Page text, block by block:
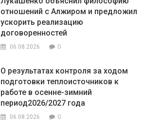
отношений с Алжиром и предложил
ускорить реализацию
договоренностей
06.08.2026 0
О результатах контроля за ходом
подготовки теплоисточников к
работе в осенне-зимний
период2026/2027 года
06.08.2026 0